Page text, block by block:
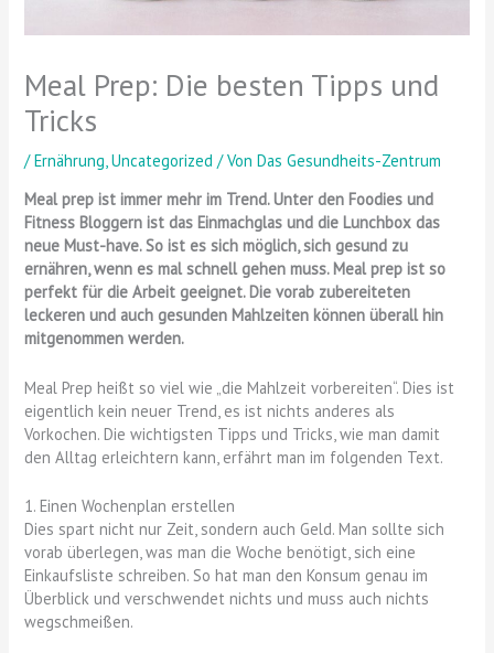
Meal Prep: Die besten Tipps und
Tricks
/Ernährung,Uncategorized / VonDas Gesundheits-Zentrum
Meal prep ist immer mehr im Trend. Unter den Foodies und
Fitness Bloggern ist das Einmachglas und die Lunchbox das
neue Must-have. So ist es sich möglich, sich gesund zu
ernähren, wenn es mal schnell gehen muss. Meal prep ist so
perfekt für die Arbeit geeignet. Die vorab zubereiteten
leckeren und auch gesunden Mahlzeiten können überall hin
mitgenommen werden.
Meal Prep heißt so viel wie „die Mahlzeit vorbereiten“. Dies ist
eigentlich kein neuer Trend, es ist nichts anderes als
Vorkochen. Die wichtigsten Tipps und Tricks, wie man damit
den Alltag erleichtern kann, erfährt man im folgenden Text.
1. Einen Wochenplan erstellen
Dies spart nicht nur Zeit, sondern auch Geld. Man sollte sich
vorab überlegen, was man die Woche benötigt, sich eine
Einkaufsliste schreiben. So hat man den Konsum genau im
Überblick und verschwendet nichts und muss auch nichts
wegschmeißen.